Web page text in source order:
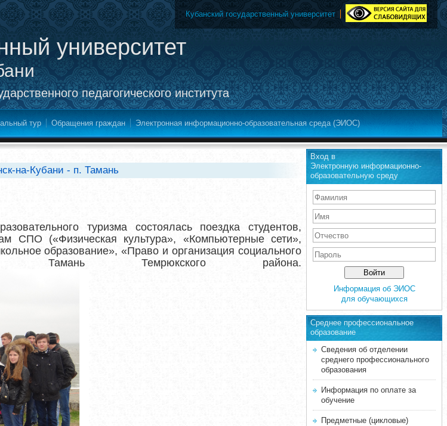
университет
педагогического института
Кубанский государственный университет
тур Обращения граждан Электронная информационно-образовательная среда (ЭИОС)
на-Кубани - п. Тамань
туризма состоялась поездка студентов,
СПО («Физическая культура», «Компьютерные сети»,
образование», «Право и организация социального
Темрюкского района.
Вход в
Электронную информационно-
образовательную среду
Информация об ЭИОС
для обучающихся
Среднее професcиональное
образование
Сведения об отделении
среднего профессионального
образования
Информация по оплате за
обучение
Предметные (цикловые)